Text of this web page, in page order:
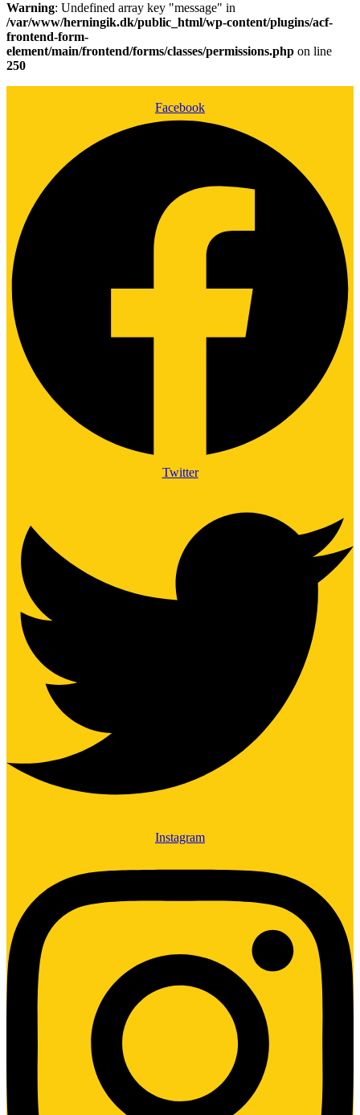
Warning: Undefined array key "message" in
/var/www/herningik.dk/public_html/wp-content/plugins/acf-
frontend-form-
element/main/frontend/forms/classes/permissions.php on line
250
Facebook
Twitter
Instagram